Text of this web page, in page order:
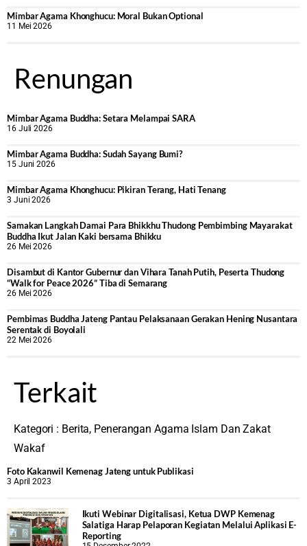
Mimbar Agama Khonghucu: Moral Bukan Optional
11 Mei 2026
Renungan
Mimbar Agama Buddha: Setara Melampai SARA
16 Juli 2026
Mimbar Agama Buddha: Sudah Sayang Bumi?
15 Juni 2026
Mimbar Agama Khonghucu: Pikiran Terang, Hati Tenang
3 Juni 2026
Samakan Langkah Damai Para Bhikkhu Thudong Pembimbing Mayarakat
Buddha Ikut Jalan Kaki bersama Bhikku
26 Mei 2026
Disambut di Kantor Gubernur dan Vihara Tanah Putih, Peserta Thudong
“Walk for Peace 2026” Tiba di Semarang
26 Mei 2026
‎Pembimas Buddha Jateng Pantau Pelaksanaan Gerakan Hening Nusantara
Serentak di Boyolali
22 Mei 2026
Terkait
Kategori : Berita, Penerangan Agama Islam Dan Zakat
Wakaf
Foto Kakanwil Kemenag Jateng untuk Publikasi
3 April 2023
Ikuti Webinar Digitalisasi, Ketua DWP Kemenag
Salatiga Harap Pelaporan Kegiatan Melalui Aplikasi E-
Reporting